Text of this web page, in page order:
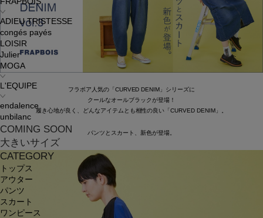
ADIEU TRISTESSE
congés payés
LOISIR
Julier
MOGA
L'EQUIPE
endalence
unbilanc
COMING SOON
大きいサイズ
CATEGORY
トップス
アウター
パンツ
スカート
ワンピース
フラボア人気の「CURVED DENIM」シリーズに
クールなオールブラックが登場！
履き心地が良く、どんなアイテムとも相性の良い「CURVED DENIM」。
パンツとスカート、新色が登場。